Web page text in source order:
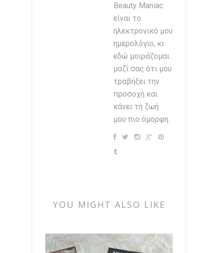
Beauty Maniac
είναι το
ηλεκτρονικό μου
ημερολόγιο, κι
εδώ μοιράζομαι
μαζί σας ότι μου
τραβήξει την
προσοχή και
κάνει τη ζωή
μου πιο όμορφη.
YOU MIGHT ALSO LIKE